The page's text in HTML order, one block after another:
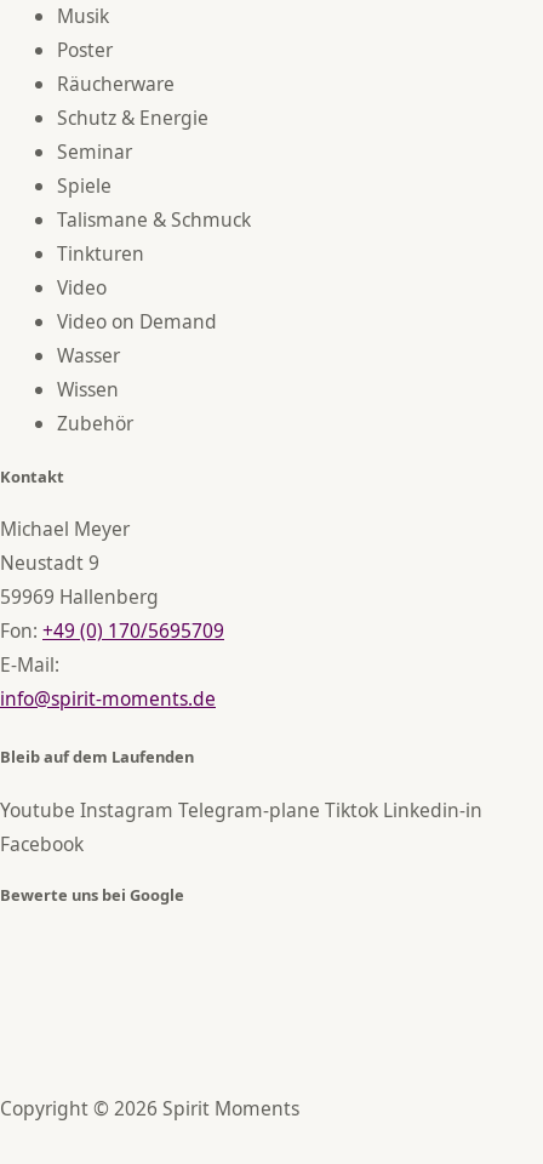
Musik
Poster
Räucherware
Schutz & Energie
Seminar
Spiele
Talismane & Schmuck
Tinkturen
Video
Video on Demand
Wasser
Wissen
Zubehör
Kontakt
Michael Meyer
Neustadt 9
59969 Hallenberg
Fon: +49 (0) 170/5695709
E-Mail:
info@spirit-moments.de
Bleib auf dem Laufenden
Youtube Instagram Telegram-plane Tiktok Linkedin-in
Facebook
Bewerte uns bei Google
Copyright © 2026 Spirit Moments